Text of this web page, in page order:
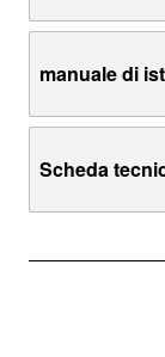
manuale di
Scheda